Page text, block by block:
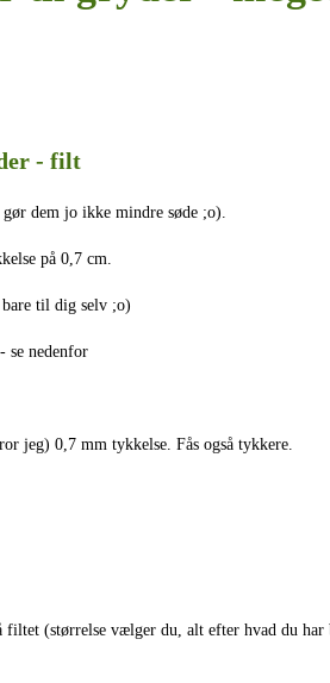
- filt
dem jo ikke mindre søde ;o).
på 0,7 cm.
til dig selv ;o)
se nedenfor
jeg) 0,7 mm tykkelse. Fås også tykkere.
filtet (størrelse vælger du, alt efter hvad du